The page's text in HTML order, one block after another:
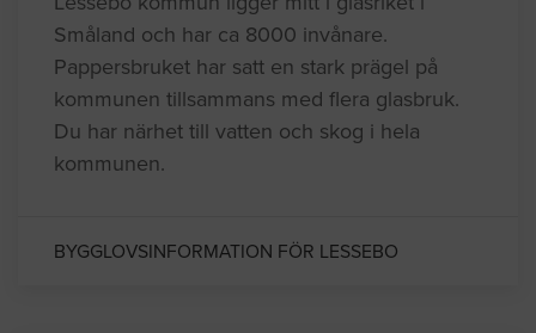
Småland och har ca 8000 invånare.
Pappersbruket har satt en stark prägel på
kommunen tillsammans med flera glasbruk.
Du har närhet till vatten och skog i hela
kommunen.
BYGGLOVSINFORMATION FÖR LESSEBO